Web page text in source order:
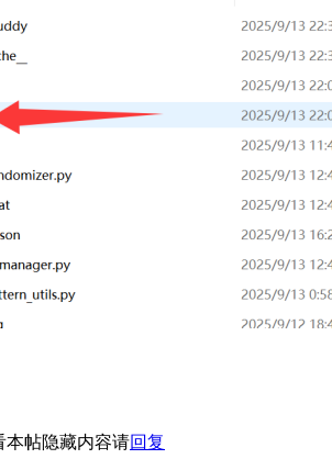
本帖隐藏内容请回复